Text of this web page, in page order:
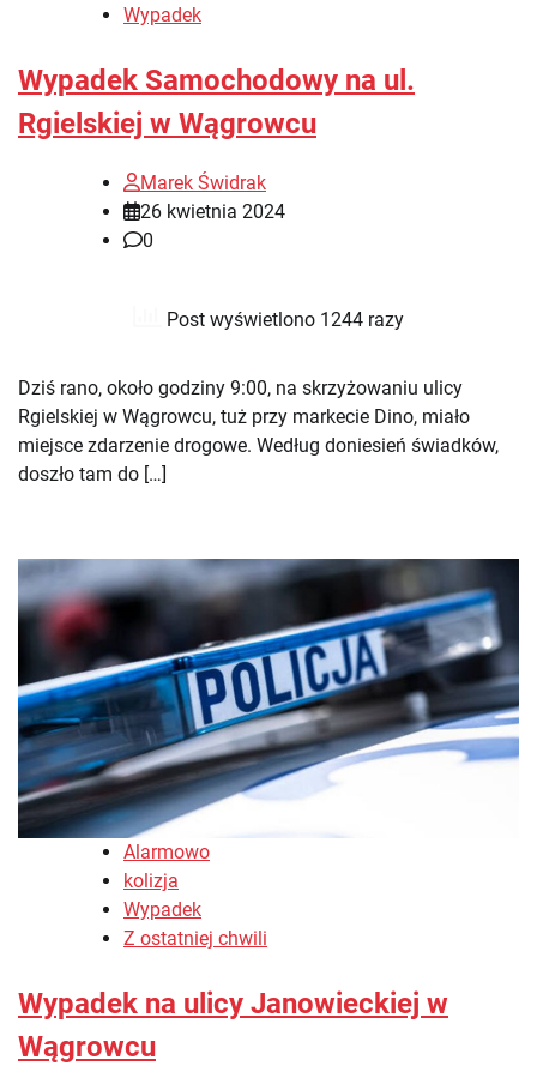
Wypadek
Wypadek Samochodowy na ul.
Rgielskiej w Wągrowcu
Marek Świdrak
26 kwietnia 2024
0
Post wyświetlono 1244 razy
Dziś rano, około godziny 9:00, na skrzyżowaniu ulicy
Rgielskiej w Wągrowcu, tuż przy markecie Dino, miało
miejsce zdarzenie drogowe. Według doniesień świadków,
doszło tam do […]
Alarmowo
kolizja
Wypadek
Z ostatniej chwili
Wypadek na ulicy Janowieckiej w
Wągrowcu